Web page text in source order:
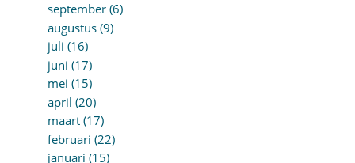
september (6)
augustus (9)
juli (16)
juni (17)
mei (15)
april (20)
maart (17)
februari (22)
januari (15)